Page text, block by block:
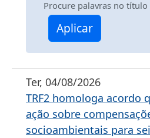
Procure palavras no
Aplicar
Ter, 04/08/2026
TRF2 homologa acordo
ação sobre
socioambientais para